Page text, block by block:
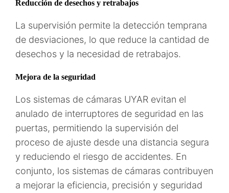
Reducción de desechos y retrabajos
La supervisión permite la detección temprana
de desviaciones, lo que reduce la cantidad de
desechos y la necesidad de retrabajos.
Mejora de la seguridad
Los sistemas de cámaras UYAR evitan el
anulado de interruptores de seguridad en las
puertas, permitiendo la supervisión del
proceso de ajuste desde una distancia segura
y reduciendo el riesgo de accidentes. En
conjunto, los sistemas de cámaras contribuyen
a mejorar la eficiencia, precisión y seguridad